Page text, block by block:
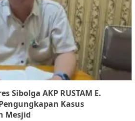
Sibolga AKP RUSTAM E.
Kasus
Mesjid